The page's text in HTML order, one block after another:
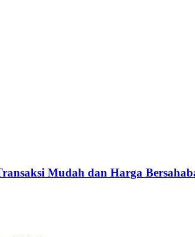
Mudah dan Harga